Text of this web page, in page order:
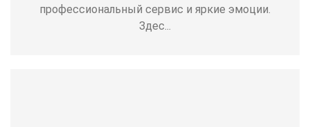
профессиональный сервис и яркие эмоции.
Здес...